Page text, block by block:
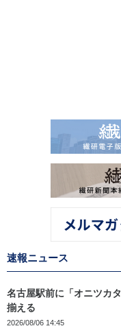
速報ニュース
名古屋駅前に「オニツカ
揃える
2026/08/06 14:45